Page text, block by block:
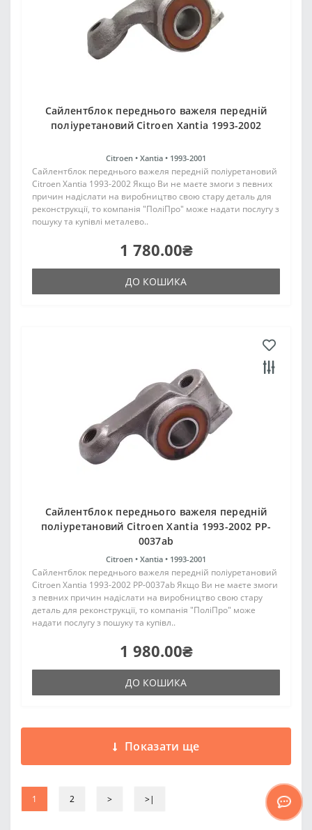
Сайлентблок переднього важеля передній
поліуретановий Citroen Xantia 1993-2002
Citroen • Xantia • 1993-2001
Сайлентблок переднього важеля передній поліуретановий
Citroen Xantia 1993-2002 Якщо Ви не маєте змоги з певних
причин надіслати на виробництво свою стару деталь для
реконструкції, то компанія "ПоліПро" може надати послугу з
пошуку та купівлі металево..
1 780.00₴
ДО КОШИКА
Сайлентблок переднього важеля передній
поліуретановий Citroen Xantia 1993-2002 PP-
0037ab
Citroen • Xantia • 1993-2001
Сайлентблок переднього важеля передній поліуретановий
Citroen Xantia 1993-2002 PP-0037ab Якщо Ви не маєте змоги
з певних причин надіслати на виробництво свою стару
деталь для реконструкції, то компанія "ПоліПро" може
надати послугу з пошуку та купівл..
1 980.00₴
ДО КОШИКА
Показати ще
1 2 > >|